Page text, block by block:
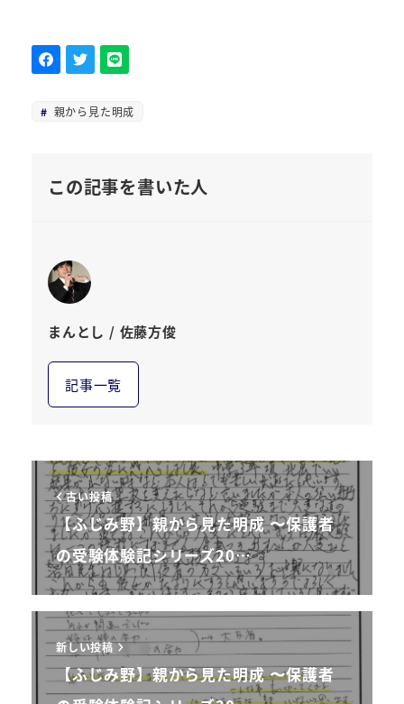
親から見た明成
この記事を書いた人
まんとし / 佐藤方俊
記事一覧
古い投稿
【ふじみ野】親から見た明成 〜保護者
の受験体験記シリーズ20…
新しい投稿
【ふじみ野】親から見た明成 〜保護者